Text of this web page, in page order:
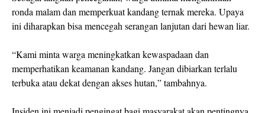
ronda malam dan memperkuat kandang ternak mereka. Upaya
ini diharapkan bisa mencegah serangan lanjutan dari hewan liar.
“Kami minta warga meningkatkan kewaspadaan dan
memperhatikan keamanan kandang. Jangan dibiarkan terlalu
terbuka atau dekat dengan akses hutan,” tambahnya.